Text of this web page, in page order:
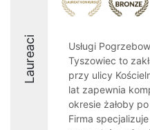
Laureaci
Usługi
Tyszowiec to
przy ulicy
lat zapewnia
okresie żałoby
Firma